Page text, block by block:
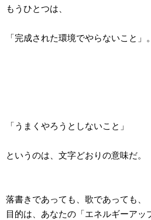
もうひとつは、
「完成された環境でやらないこと」。
「うまくやろうとしないこと」
というのは、文字どおりの意味だ。
落書きであっても、歌であっても、
目的は、あなたの「エネルギーアッ